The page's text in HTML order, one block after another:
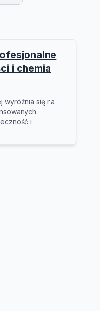
i chemia
wyróżnia się na
i